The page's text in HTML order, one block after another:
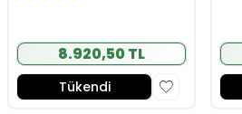
8.920,50 TL
Tükendi